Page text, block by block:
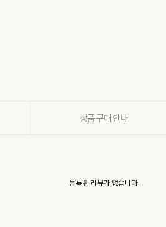
상품구매안내
등록된 리뷰가 없습니다.